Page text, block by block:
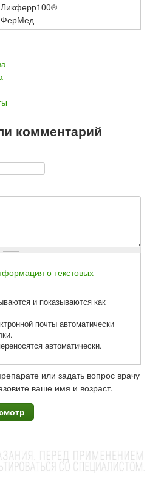
Ликферр100®
ФерМед
комментарий
о текстовых
и показываются как
почты автоматически
автоматически.
или задать вопрос врачу
ваше имя и возраст.